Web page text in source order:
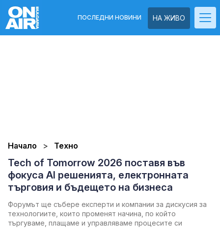
НА ЖИВО
ПОСЛЕДНИ НОВИНИ
Начало Техно
Tech of Tomorrow 2026 поставя във
фокуса AI решенията, електронната
търговия и бъдещето на бизнеса
Форумът ще събере експерти и компании за дискусия за
технологиите, които променят начина, по който
търгуваме, плащаме и управляваме процесите си